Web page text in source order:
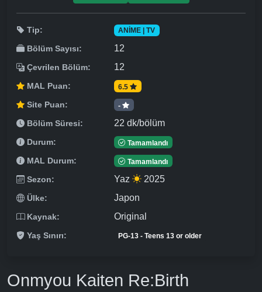
Tip: ANIME | TV
Bölüm Sayısı: 12
Çevrilen Bölüm: 12
MAL Puan: 6.5
Site Puan: -
Bölüm Süresi: 22 dk/bölüm
Durum: Tamamlandı
MAL Durum: Tamamlandı
Sezon: Yaz 2025
Ülke: Japon
Kaynak: Original
Yaş Sınırı: PG-13 - Teens 13 or older
Onmyou Kaiten Re:Birth